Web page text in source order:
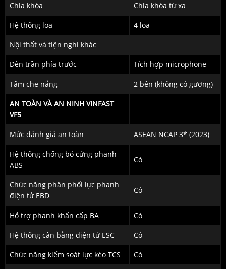
Chìa khóa Chìa khóa từ xa
Hệ thống loa 4 loa
Nội thất và tiện nghi khác
Đèn trần phía trước Tích hợp microphone
Tấm che nắng 2 bên (không có gương)
AN TOÀN VÀ AN NINH VINFAST
VF5
Mức đánh giá an toàn ASEAN NCAP 3* (2023)
Hệ thống chống bó cứng phanh
ABS
Có
Chức năng phân phối lực phanh
điện tử EBD
Có
Hỗ trợ phanh khẩn cấp BA Có
Hệ thống cân bằng điện tử ESC Có
Chức năng kiểm soát lực kéo TCS Có